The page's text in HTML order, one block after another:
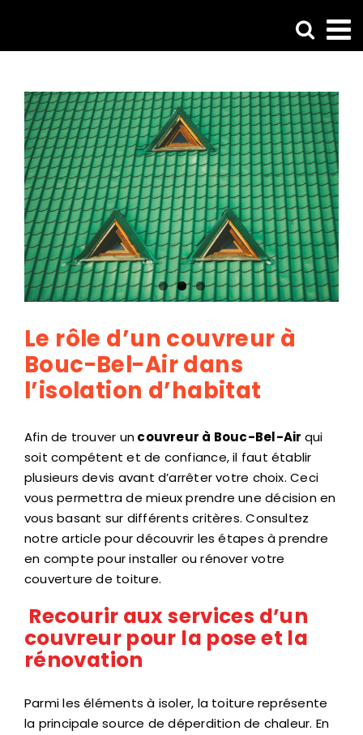
contenu
Le rôle d’un couvreur à
Bouc-Bel-Air dans
l’isolation d’habitat
Afin de trouver uncouvreur à Bouc-Bel-Air qui
soit compétent et de confiance, il faut établir
plusieurs devis avant d’arrêter votre choix. Ceci
vous permettra de mieux prendre une décision en
vous basant sur différents critères. Consultez
notre article pour découvrir les étapes à prendre
en compte pour installer ou rénover votre
couverture de toiture.
Recourir aux services d’un
couvreur pour la pose et la
rénovation
Parmi les éléments à isoler, la toiture représente
la principale source de déperdition de chaleur. En